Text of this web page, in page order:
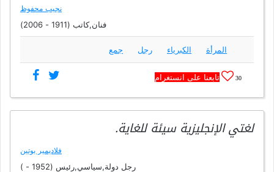
نجيب محفوظ
فنان,كاتب (1911 - 2006)
المرأة الكبرياء رجل جمع
30 تابعنا على انستغرام
لغتي الإنجليزية سيئة للغاية.
فلاديمير بوتين
رجل دولة,سياسي,رئيس (1952 - )